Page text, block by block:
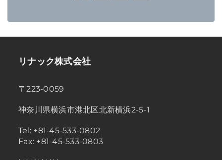
リナック株式会社
〒223-0059
神奈川県横浜市港北区北新横浜2-5-1
Tel: +81-45-533-0802
Fax: +81-45-533-0803